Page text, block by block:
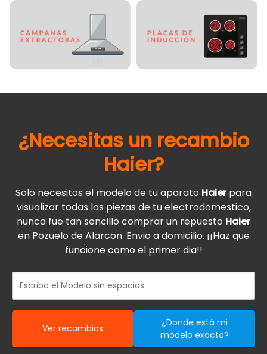
¿Necesitas un recambio
Haier?
Solo necesitas el modelo de tu aparato Haierpara
visualizar todas las piezas de tu electrodomestico,
nunca fue tan sencillo comprar un repuesto Haier
en Pozuelo de Alarcon. Envio a domicilio. ¡¡Haz que
funcione como el primer dia!!
Ver recambios
¿Donde está mi
modelo exacto?